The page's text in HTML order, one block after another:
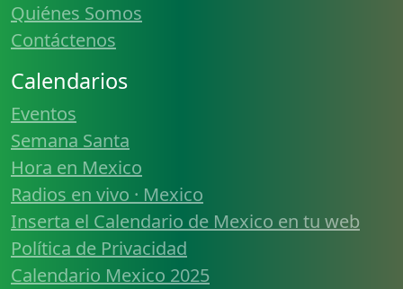
Quiénes Somos
Contáctenos
Calendarios
Eventos
Semana Santa
Hora en Mexico
Radios en vivo · Mexico
Inserta el Calendario de Mexico en tu web
Política de Privacidad
Calendario Mexico 2025